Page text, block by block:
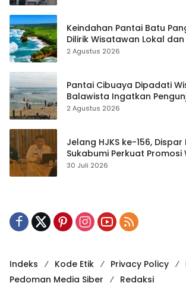
Keindahan Pantai Batu
Dilirik Wisatawan Lokal
2 Agustus 2026
Pantai Cibuaya Dipadati
Balawista Ingatkan
Waspada
2 Agustus 2026
Jelang HJKS ke-156,
Sukabumi Perkuat Promosi
Publikasi Digital
30 Juli 2026
Indeks Kode Etik Privacy Policy
Pedoman Media Siber
Redaksi